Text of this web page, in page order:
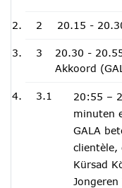
2 20.15 -
3
20.30 -
Akkoord
3.1
20:55 –
minuten
GALA
clientèle,
Kürsad